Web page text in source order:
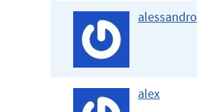
alessandro
alex